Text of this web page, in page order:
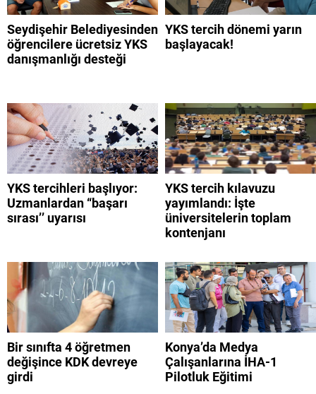
Seydişehir Belediyesinden
öğrencilere ücretsiz YKS
danışmanlığı desteği
YKS tercih dönemi yarın
başlayacak!
YKS tercihleri başlıyor:
Uzmanlardan “başarı
sırası’’ uyarısı
YKS tercih kılavuzu
yayımlandı: İşte
üniversitelerin toplam
kontenjanı
Bir sınıfta 4 öğretmen
değişince KDK devreye
girdi
Konya’da Medya
Çalışanlarına İHA-1
Pilotluk Eğitimi